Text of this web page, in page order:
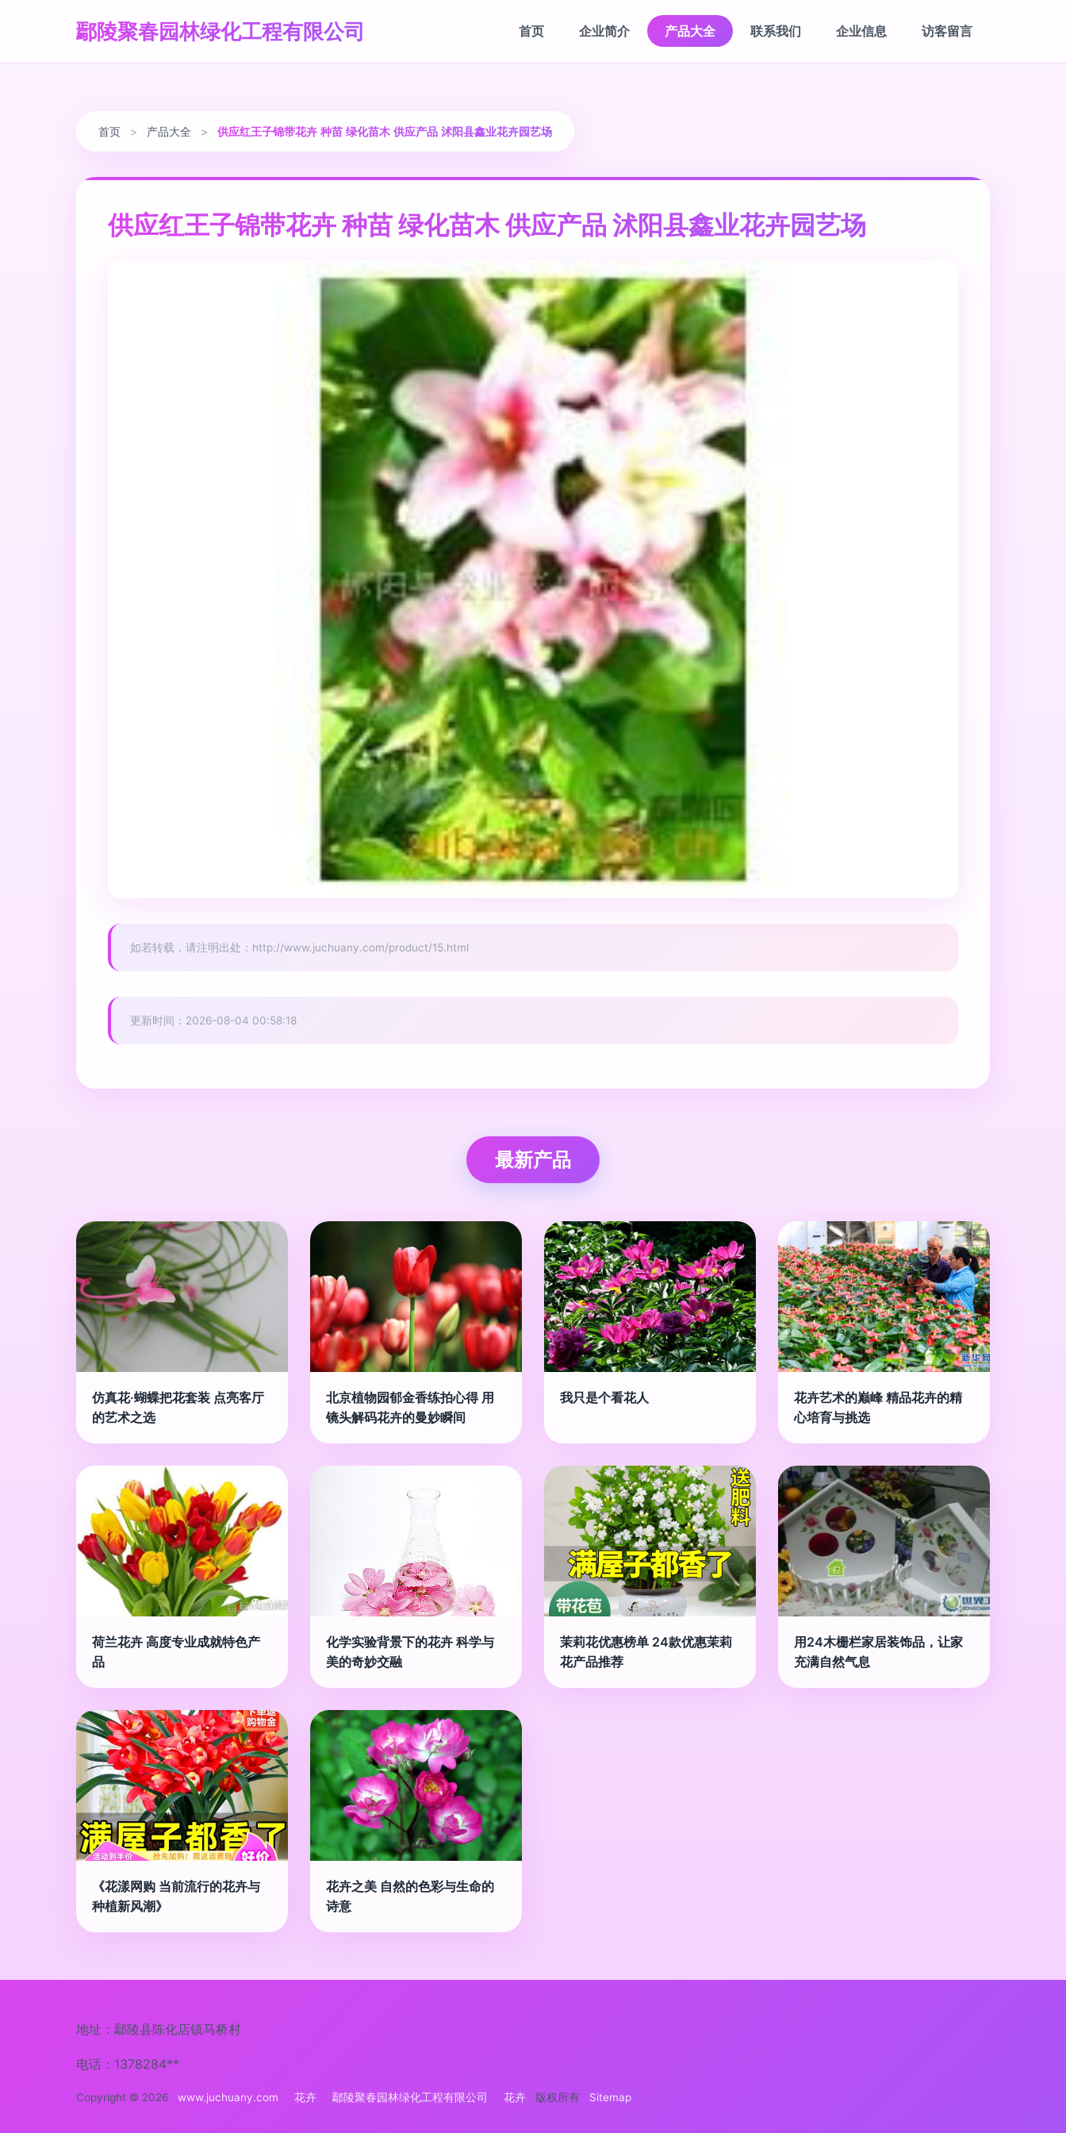
鄢陵聚春园林绿化工程有限公司 首页 企业简介 产品大全 联系我们 企业信息 访客留言
首页 > 产品大全 > 供应红王子锦带花卉 种苗 绿化苗木 供应产品 沭阳县鑫业花卉园艺场
供应红王子锦带花卉 种苗 绿化苗木 供应产品 沭阳县鑫业花卉园艺场
如若转载，请注明出处：http://www.juchuany.com/product/15.html
更新时间：2026-08-04 00:58:18
最新产品
仿真花·蝴蝶把花套装 点亮客厅
的艺术之选
北京植物园郁金香练拍心得 用
镜头解码花卉的曼妙瞬间
我只是个看花人
花卉艺术的巅峰 精品花卉的精
心培育与挑选
荷兰花卉 高度专业成就特色产
品
化学实验背景下的花卉 科学与
美的奇妙交融
茉莉花优惠榜单 24款优惠茉莉
花产品推荐
用24木栅栏家居装饰品，让家
充满自然气息
《花漾网购 当前流行的花卉与
种植新风潮》
花卉之美 自然的色彩与生命的
诗意
地址：鄢陵县陈化店镇马桥村
电话：1378284**
Copyright © 2026 www.juchuany.com 花卉 鄢陵聚春园林绿化工程有限公司 花卉 版权所有 Sitemap